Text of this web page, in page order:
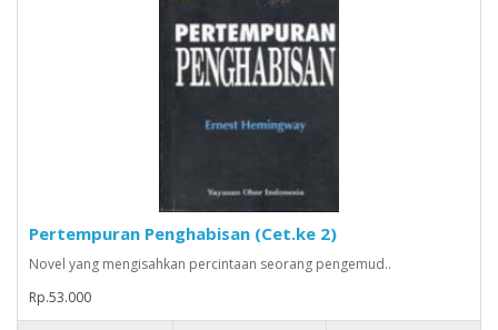
Pertempuran Penghabisan (Cet.ke 2)
Novel yang mengisahkan percintaan seorang pengemud..
Rp.53.000